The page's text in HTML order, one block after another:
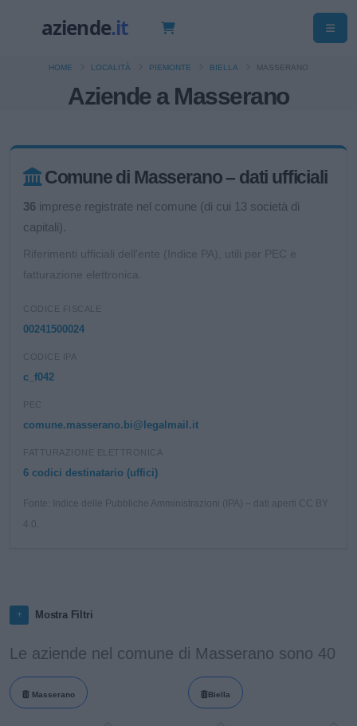
Aziende a Masserano
HOME LOCALITÀ PIEMONTE BIELLA MASSERANO
Comune di Masserano – dati ufficiali
36 imprese registrate nel comune (di cui 13 società di
capitali).
Riferimenti ufficiali dell'ente (Indice PA), utili per PEC e
fatturazione elettronica.
CODICE FISCALE
00241500024
CODICE IPA
c_f042
PEC
comune.masserano.bi@legalmail.it
FATTURAZIONE ELETTRONICA
6 codici destinatario (uffici)
Fonte: Indice delle Pubbliche Amministrazioni (IPA) – dati aperti CC BY
Mostra Filtri
Le aziende nel comune di Masserano sono 40
Masserano Biella